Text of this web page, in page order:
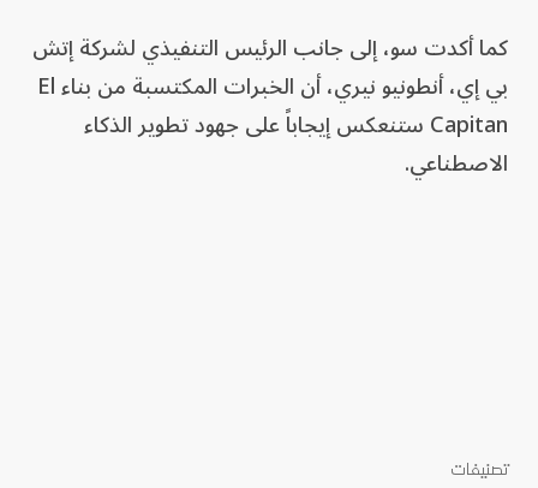
كما أكدت سو، إلى جانب الرئيس التنفيذي لشركة إتش
بي إي، أنطونيو نيري، أن الخبرات المكتسبة من بناء El
Capitan ستنعكس إيجاباً على جهود تطوير الذكاء
الاصطناعي.
تصنيفات